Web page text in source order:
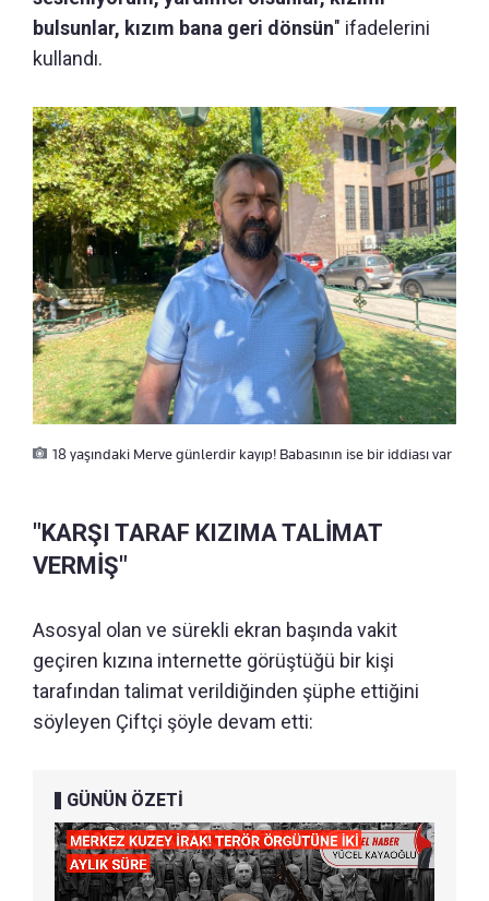
bulsunlar, kızım bana geri dönsün" ifadelerini
kullandı.
18 yaşındaki Merve günlerdir kayıp! Babasının ise bir iddiası var
"KARŞI TARAF KIZIMA TALİMAT
VERMİŞ"
Asosyal olan ve sürekli ekran başında vakit
geçiren kızına internette görüştüğü bir kişi
tarafından talimat verildiğinden şüphe ettiğini
söyleyen Çiftçi şöyle devam etti:
GÜNÜN ÖZETİ